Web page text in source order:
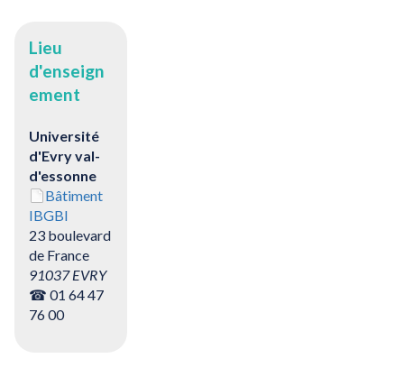
Lieu
d'enseign
ement
Université
d'Evry val-
d'essonne
Bâtiment
IBGBI
23 boulevard
de France
91037 EVRY
☎ 01 64 47
76 00